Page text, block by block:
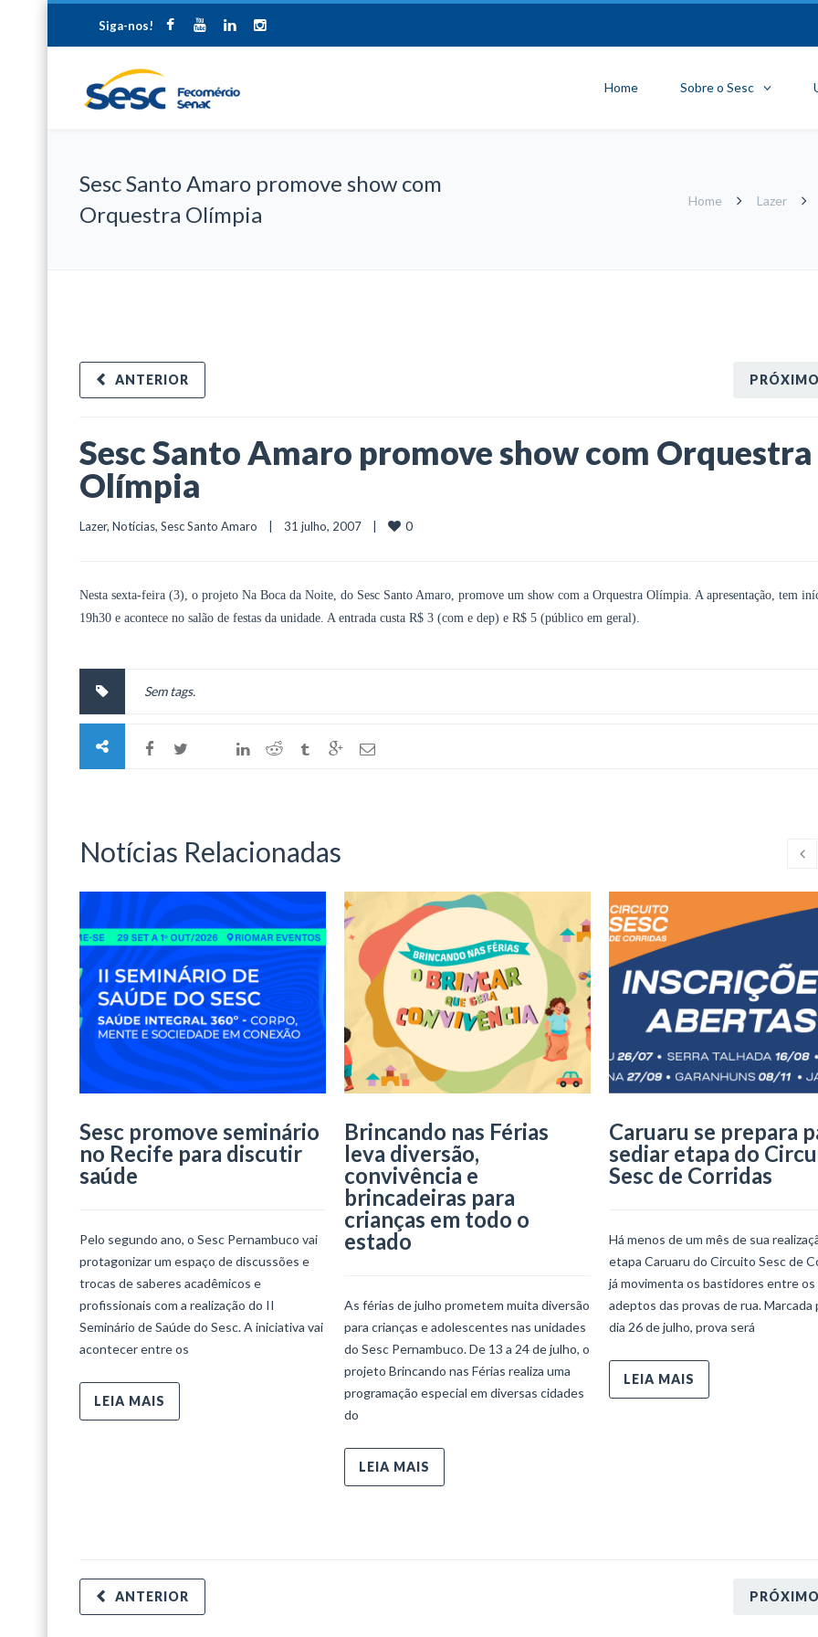
Siga-nos!
Home Sobre o Sesc
Sesc Santo Amaro promove show com
Orquestra Olímpia
Home Lazer
PRÓXIMO
ANTERIOR
Sesc Santo Amaro promove show com Orquestra
Olímpia
Lazer, Notícias, Sesc Santo Amaro
    |    31 julho, 2007    |
0
Nesta sexta-feira (3), o projeto Na Boca da Noite, do Sesc Santo Amaro, promove um show com a Orquestra Olímpia. A apresentação, tem
19h30 e acontece no salão de festas da unidade. A entrada custa R$ 3 (com e dep) e R$ 5 (público em geral).
Sem tags.
Notícias Relacionadas
Sesc promove seminário
no Recife para discutir
saúde
Pelo segundo ano, o Sesc Pernambuco vai
protagonizar um espaço de discussões e
trocas de saberes acadêmicos e
profissionais com a realização do II
Seminário de Saúde do Sesc. A iniciativa vai
acontecer entre os
LEIA MAIS
Brincando nas Férias
leva diversão,
convivência e
brincadeiras para
crianças em todo o
estado
As férias de julho prometem muita diversão
para crianças e adolescentes nas unidades
do Sesc Pernambuco. De 13 a 24 de julho, o
projeto Brincando nas Férias realiza uma
programação especial em diversas cidades
do
LEIA MAIS
Caruaru se prepara
sediar etapa do
Sesc de Corridas
Há menos de um mês de sua
etapa Caruaru do Circuito Sesc de
já movimenta os bastidores entre os
adeptos das provas de rua. Marcada
dia 26 de julho, prova será
LEIA MAIS
PRÓXIMO
ANTERIOR